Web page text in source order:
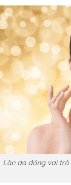
Làn da đóng vai